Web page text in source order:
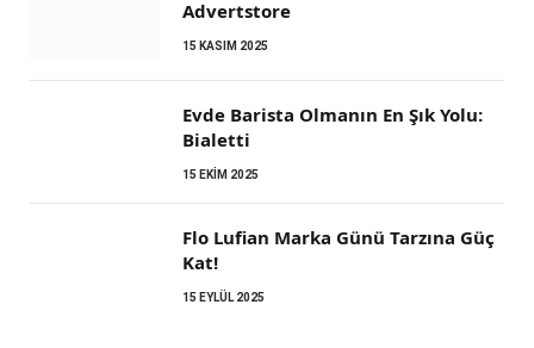
Advertstore
15 KASIM 2025
Evde Barista Olmanın En Şık Yolu:
Bialetti
15 EKIM 2025
Flo Lufian Marka Günü Tarzına Güç
Kat!
15 EYLÜL 2025